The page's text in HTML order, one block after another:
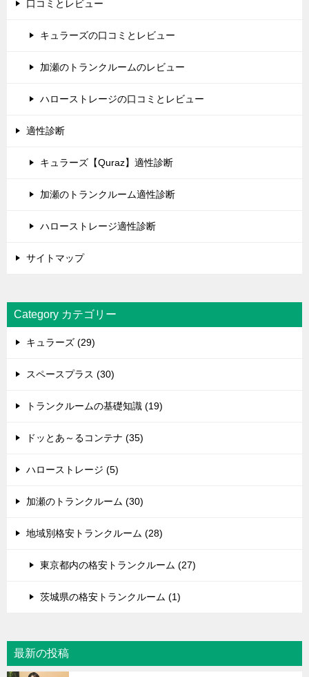
口コミとレビュー
キュラーズの口コミとレビュー
加瀬のトランクルームのレビュー
ハローストレージの口コミとレビュー
適性診断
キュラーズ【Quraz】適性診断
加瀬のトランクルーム適性診断
ハローストレージ適性診断
サイトマップ
Category カテゴリー
キュラーズ (29)
スペースプラス (30)
トランクルームの基礎知識 (19)
ドッとあ～るコンテナ (35)
ハローストレージ (5)
加瀬のトランクルーム (30)
地域別格安トランクルーム (28)
東京都内の格安トランクルーム (27)
茨城県の格安トランクルーム (1)
最新の投稿